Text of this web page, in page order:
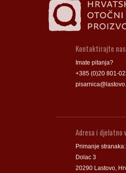
Kontaktirajte nas
Imate pitanja?
+385 (0)20 801-
Adresa i djelatno
Primanje
Dolac 3
20290 Lastovo,